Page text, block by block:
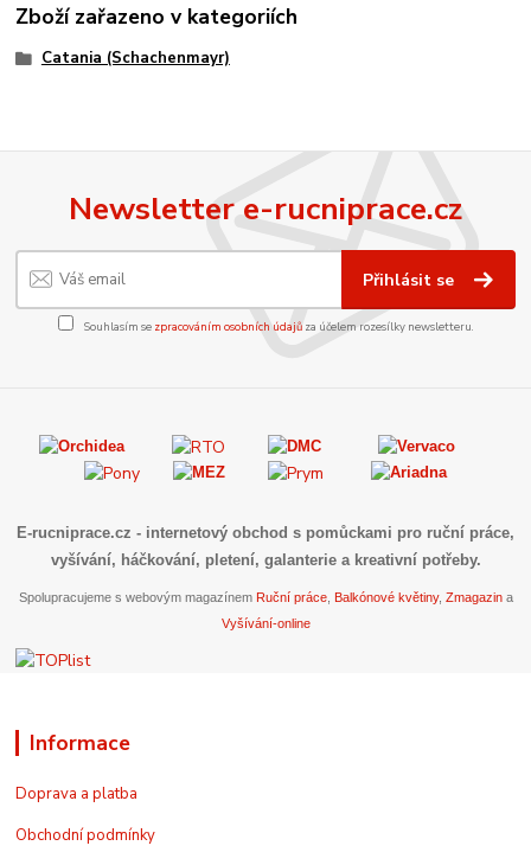
Zboží zařazeno v kategoriích
Catania (Schachenmayr)
Newsletter e-rucniprace.cz
Přihlásit se
Souhlasím se zpracováním osobních údajůza účelem rozesílky newsletteru.
E-rucniprace.cz - internetový obchod s pomůckami pro ruční práce,
vyšívání, háčkování, pletení, galanterie a kreativní potřeby.
Spolupracujeme s webovým magazínem Ruční práce, Balkónové květiny, Zmagazina
Vyšívání-online
Informace
Doprava a platba
Obchodní podmínky